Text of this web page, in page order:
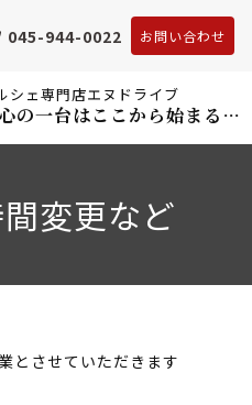
045-944-0022 お問い合わせ
シェ専門店エヌドライブ
の一台はここから始まる…
変更など
とさせていただきます